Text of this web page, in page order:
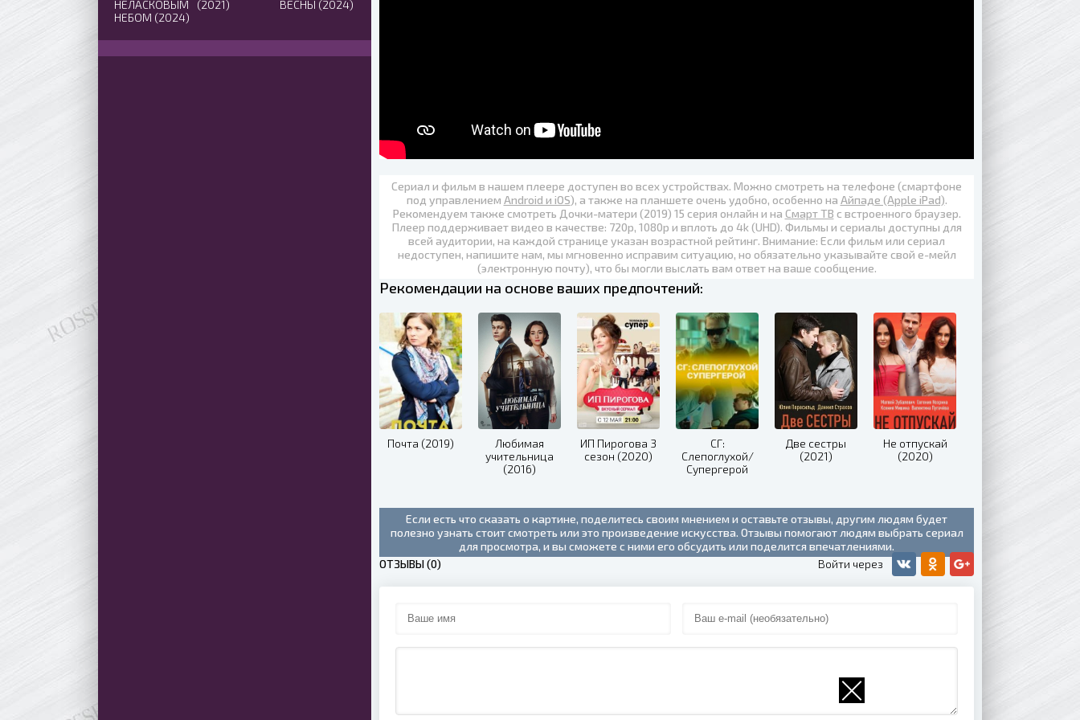
Сериал и фильм в нашем плеере доступен во всех устройствах. Можно смотреть на телефоне (смартфоне
под управлением Android и iOS), а также на планшете очень удобно, особенно на Айпаде (Apple iPad).
Рекомендуем также смотреть Дочки-матери (2019) 15 серия онлайн и на Смарт ТВ с встроенного браузер.
Плеер поддерживает видео в качестве: 720p, 1080p и вплоть до 4k (UHD). Фильмы и сериалы доступны для
всей аудитории, на каждой странице указан возрастной рейтинг. Внимание: Если фильм или сериал
недоступен, напишите нам, мы мгновенно исправим ситуацию, но обязательно указывайте свой е-мейл
(электронную почту), что бы могли выслать вам ответ на ваше сообщение.
Рекомендации на основе ваших предпочтений:
Почта (2019)
Любимая
учительница
(2016)
ИП Пирогова 3
сезон (2020)
СГ:
Слепоглухой/
Супергерой
Две сестры
(2021)
Не отпускай
(2020)
Если есть что сказать о картине, поделитесь своим мнением и оставьте отзывы, другим людям будет
полезно узнать стоит смотреть или это произведение искусства. Отзывы помогают людям выбрать сериал
для просмотра, и вы сможете с ними его обсудить или поделится впечатлениями.
ОТЗЫВЫ (0)
НЕЛАСКОВЫМ
НЕБОМ (2024)
(2021) ВЕСНЫ (2024)